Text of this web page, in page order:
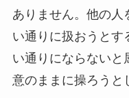
ありません。他の人
い通りに扱おうとす
い通りにならないと
意のままに操ろうと